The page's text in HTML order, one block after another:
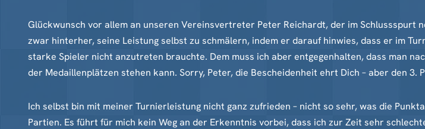
Glückwunsch vor allem an unseren Vereinsvertreter Peter Reichardt, der im Schlussspurt
zwar hinterher, seine Leistung selbst zu schmälern, indem er darauf hinwies, dass er im
starke Spieler nicht anzutreten brauchte. Dem muss ich aber entgegenhalten, dass man
der Medaillenplätzen stehen kann. Sorry, Peter, die Bescheidenheit ehrt Dich – aber den 3.
Ich selbst bin mit meiner Turnierleistung nicht ganz zufrieden – nicht so sehr, was die
Partien. Es führt für mich kein Weg an der Erkenntnis vorbei, dass ich zur Zeit sehr